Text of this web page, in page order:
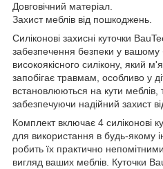
Довговічний матеріал.
Захист меблів від пошкоджень.
Силіконові захисні куточки
забезпечення безпеки у вашому
високоякісного силікону, який
запобігає травмам, особливо у
встановлюються на кути меблів,
забезпечуючи надійний захист
Комплект включає 4 силіконові
для використання в будь-якому
робить їх практично
вигляд ваших меблів. Куточки